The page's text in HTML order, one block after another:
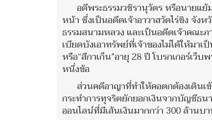
อดีพระธรรมวชิรานุวัตร หรือนายแ
หน้า ซึ่งเป็นอดีตเจ้าอาวาสวัดไร่ขิง จัง
ธรรมสนามหลวง และเป็นอดีตเจ้าคณะ
เบียดบังเอาทรัพย์ที่เจ้าของไม่ได้ให้มา
หรือ“สีกาเก็น”อายุ 28 ปี โบรกเกอร์เว็
หนึ่งข้อ
ส่วนคดีอาญาที่ทำให้คอตกต้องเดิน
กระทำการทุจริตยักยอกเงินจากบัญชีธ
ออนไลน์ที่มีเส้นเงินมากกว่า 300 ล้านบ